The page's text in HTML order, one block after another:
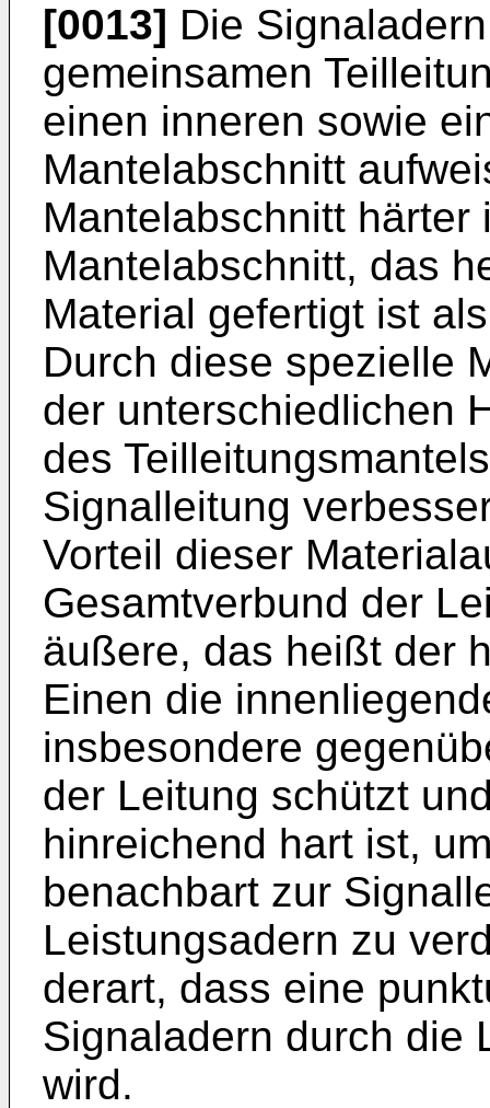
[0013] Die
gemeinsamen
einen inneren sowie
Mantelabschnitt
Mantelabschnitt härter
Mantelabschnitt, das
Material gefertigt ist
Durch diese spezielle
der unterschiedlichen
des
Signalleitung
Vorteil dieser
Gesamtverbund der
äußere, das heißt der
Einen die
insbesondere
der Leitung schützt
hinreichend hart ist,
benachbart zur
Leistungsadern zu
derart, dass eine
Signaladern durch die
wird.